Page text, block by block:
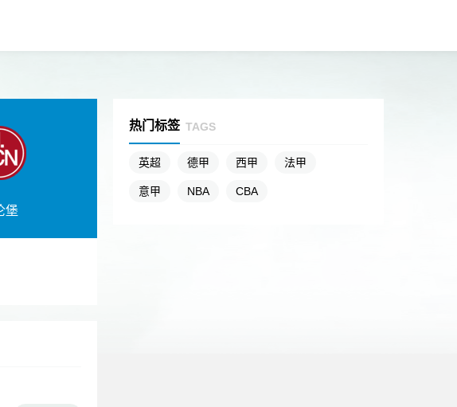
堡
热门标签 TAGS
英超 德甲 西甲 法甲
意甲 NBA CBA